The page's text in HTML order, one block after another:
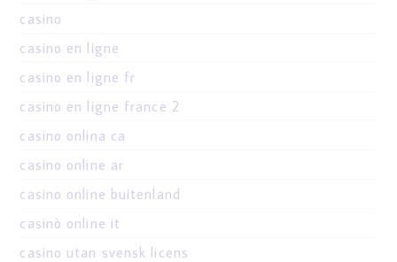
casino
casino en ligne
casino en ligne fr
casino en ligne france 2
casino onlina ca
casino online ar
casino online buitenland
casinò online it
casino utan svensk licens